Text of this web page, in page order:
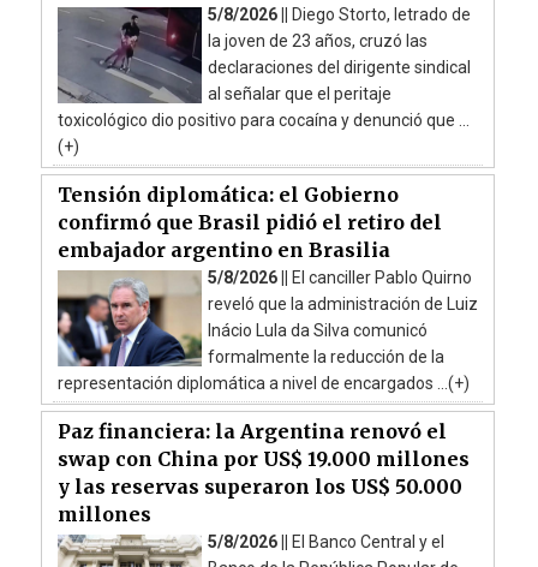
5/8/2026 ||
Diego Storto, letrado de
la joven de 23 años, cruzó las
declaraciones del dirigente sindical
al señalar que el peritaje
toxicológico dio positivo para cocaína y denunció que ...
(+)
Tensión diplomática: el Gobierno
confirmó que Brasil pidió el retiro del
embajador argentino en Brasilia
5/8/2026 ||
El canciller Pablo Quirno
reveló que la administración de Luiz
Inácio Lula da Silva comunicó
formalmente la reducción de la
representación diplomática a nivel de encargados ...(+)
Paz financiera: la Argentina renovó el
swap con China por US$ 19.000 millones
y las reservas superaron los US$ 50.000
millones
5/8/2026 ||
El Banco Central y el